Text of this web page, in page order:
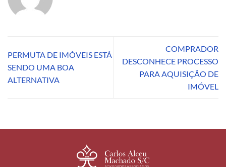
PERMUTA DE IMÓVEIS ESTÁ
SENDO UMA BOA
ALTERNATIVA
COMPRADOR
DESCONHECE PROCESSO
PARA AQUISIÇÃO DE
IMÓVEL